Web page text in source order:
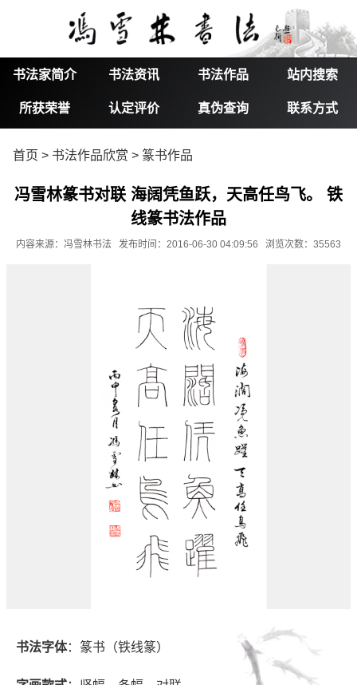
书法家简介 书法资讯 书法作品 站内搜索
所获荣誉 认定评价 真伪查询 联系方式
首页 > 书法作品欣赏 > 篆书作品
冯雪林篆书对联 海阔凭鱼跃，天高任鸟飞。 铁
线篆书法作品
内容来源：冯雪林书法 发布时间：2016-06-30 04:09:56 浏览次数：35563
书法字体：篆书（铁线篆）